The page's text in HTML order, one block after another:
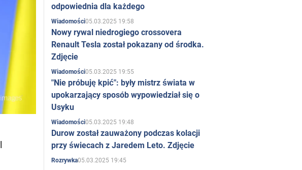
odpowiednia dla każdego
Wiadomości05.03.2025 19:58
Nowy rywal niedrogiego crossovera
Renault Tesla został pokazany od środka.
Zdjęcie
Wiadomości05.03.2025 19:55
"Nie próbuję kpić": były mistrz świata w
upokarzający sposób wypowiedział się o
Usyku
Wiadomości05.03.2025 19:48
Durow został zauważony podczas kolacji
przy świecach z Jaredem Leto. Zdjęcie
Rozrywka05.03.2025 19:45